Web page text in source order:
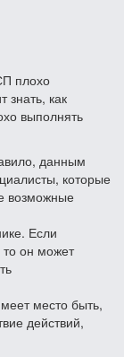
плохо
знать, как
выполнять
данным
которые
возможные
Если
то он может
место быть,
действий,